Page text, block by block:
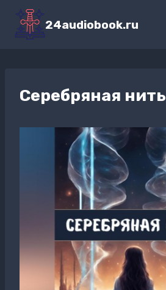
Перейти
содержимому
24audiobook.ru
Серебряная нить